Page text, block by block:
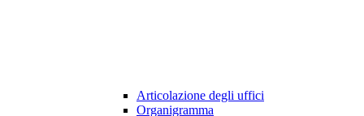
Articolazione degli uffici
Organigramma